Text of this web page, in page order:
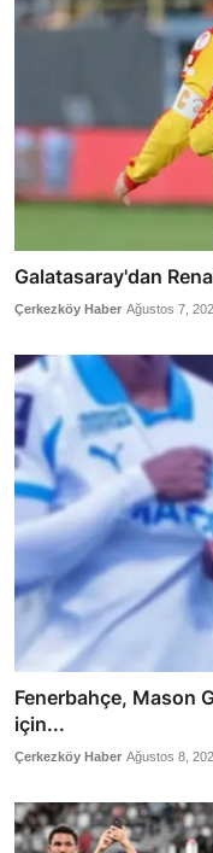
Galatasaray'dan
Çerkezköy Haber Ağustos 7,
Fenerbahçe, Mason
için...
Çerkezköy Haber Ağustos 8,